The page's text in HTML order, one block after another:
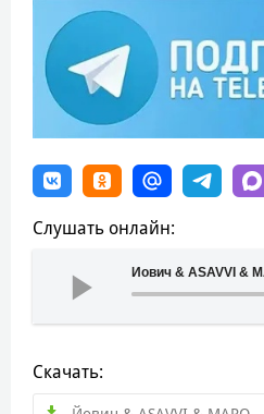
Слушать онлайн:
Йович & ASAVVI &
Скачать: